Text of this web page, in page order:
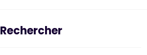
Rechercher